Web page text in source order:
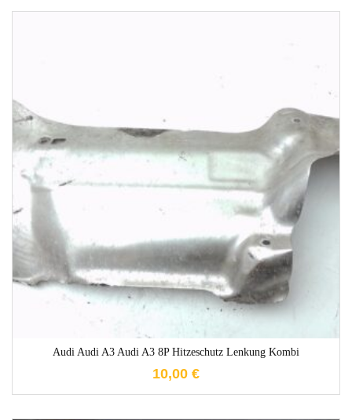
Audi Audi A3 Audi A3 8P Hitzeschutz Lenkung Kombi
10,00 €
1-3 Werktage